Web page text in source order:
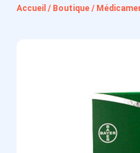
Accueil / Boutique /